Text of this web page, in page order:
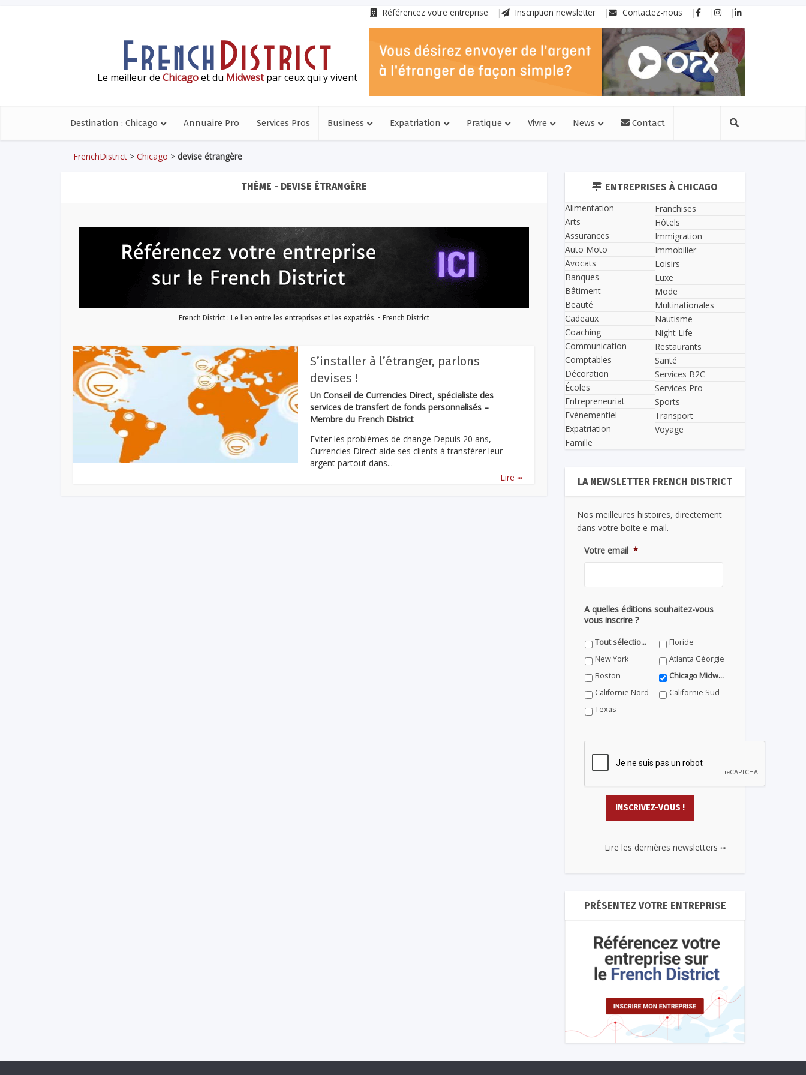
Référencez votre entreprise Inscription newsletter Contactez-nous
Le meilleur de Chicagoet du Midwestpar ceux qui y vivent
Destination : Chicago Annuaire Pro Services Pros Business Expatriation Pratique Vivre News Contact
FrenchDistrict > Chicago > devise étrangère
THÈME - DEVISE ÉTRANGÈRE
French District : Le lien entre les entreprises et les expatriés. - French District
S’installer à l’étranger, parlons
devises !
Un Conseil de Currencies Direct, spécialiste des
services de transfert de fonds personnalisés –
Membre du French District
Eviter les problèmes de change Depuis 20 ans,
Currencies Direct aide ses clients à transférer leur
argent partout dans...
Lire ...
ENTREPRISES À CHICAGO
Alimentation
Arts
Assurances
Auto Moto
Avocats
Banques
Bâtiment
Beauté
Cadeaux
Coaching
Communication
Comptables
Décoration
Écoles
Entrepreneuriat
Evènementiel
Expatriation
Famille
Franchises
Hôtels
Immigration
Immobilier
Loisirs
Luxe
Mode
Multinationales
Nautisme
Night Life
Restaurants
Santé
Services B2C
Services Pro
Sports
Transport
Voyage
LA NEWSLETTER FRENCH DISTRICT
Nos meilleures histoires, directement
dans votre boite e-mail.
Votre email *
A quelles éditions souhaitez-vous
vous inscrire ?
Tout sélectionner
Floride
New York
Atlanta Géorgie
Boston
Chicago Midwest
Californie Nord
Californie Sud
Texas
Lire les dernières newsletters ...
PRÉSENTEZ VOTRE ENTREPRISE